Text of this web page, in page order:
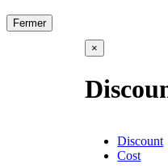
Fermer
×
Discount
Cost